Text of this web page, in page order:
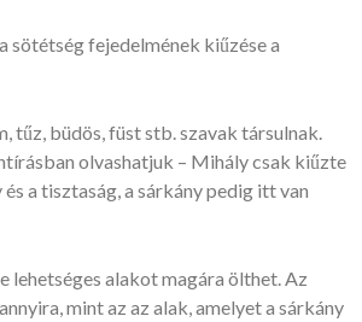
sötétség fejedelmének kiűzése a
tűz, büdös, füst stb. szavak társulnak.
olvashatjuk – Mihály csak kiűzte
a tisztaság, a sárkány pedig itt van
lehetséges alakot magára ölthet. Az
mint az az alak, amelyet a sárkány